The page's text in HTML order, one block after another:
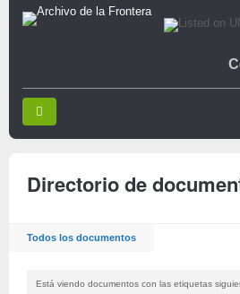
Directorio de
Todos los documentos
Está viendo documentos con las etiquetas